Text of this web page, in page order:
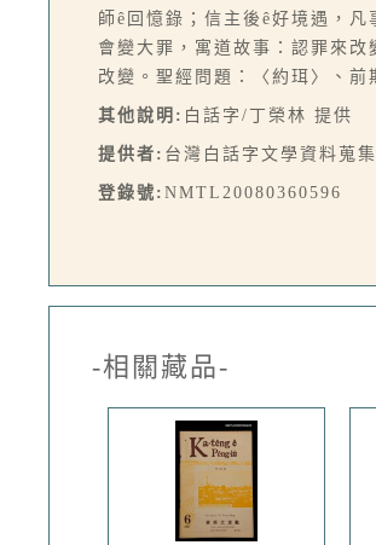
師ê回憶錄；信主後ê好境遇，
會變大罪，寓道故事：認罪來
改變。聖經問題：〈約珥〉、
其他說明: 白話字/丁榮林 提供
提供者: 台灣白話字文學資料蒐
登錄號: NMTL20080360596
-相關藏品-